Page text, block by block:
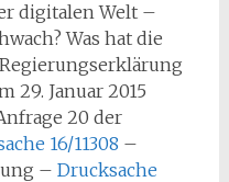
digitalen Welt –
Was hat die
29. Januar 2015
20 der
16/11308 –
– Drucksache